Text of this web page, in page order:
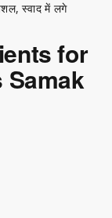
स्वाद में लगे
for
Samak